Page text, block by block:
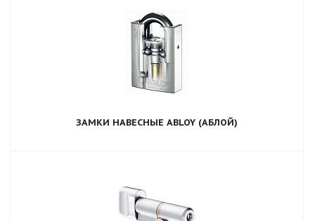
ЗАМКИ НАВЕСНЫЕ ABLOY (АБЛОЙ)